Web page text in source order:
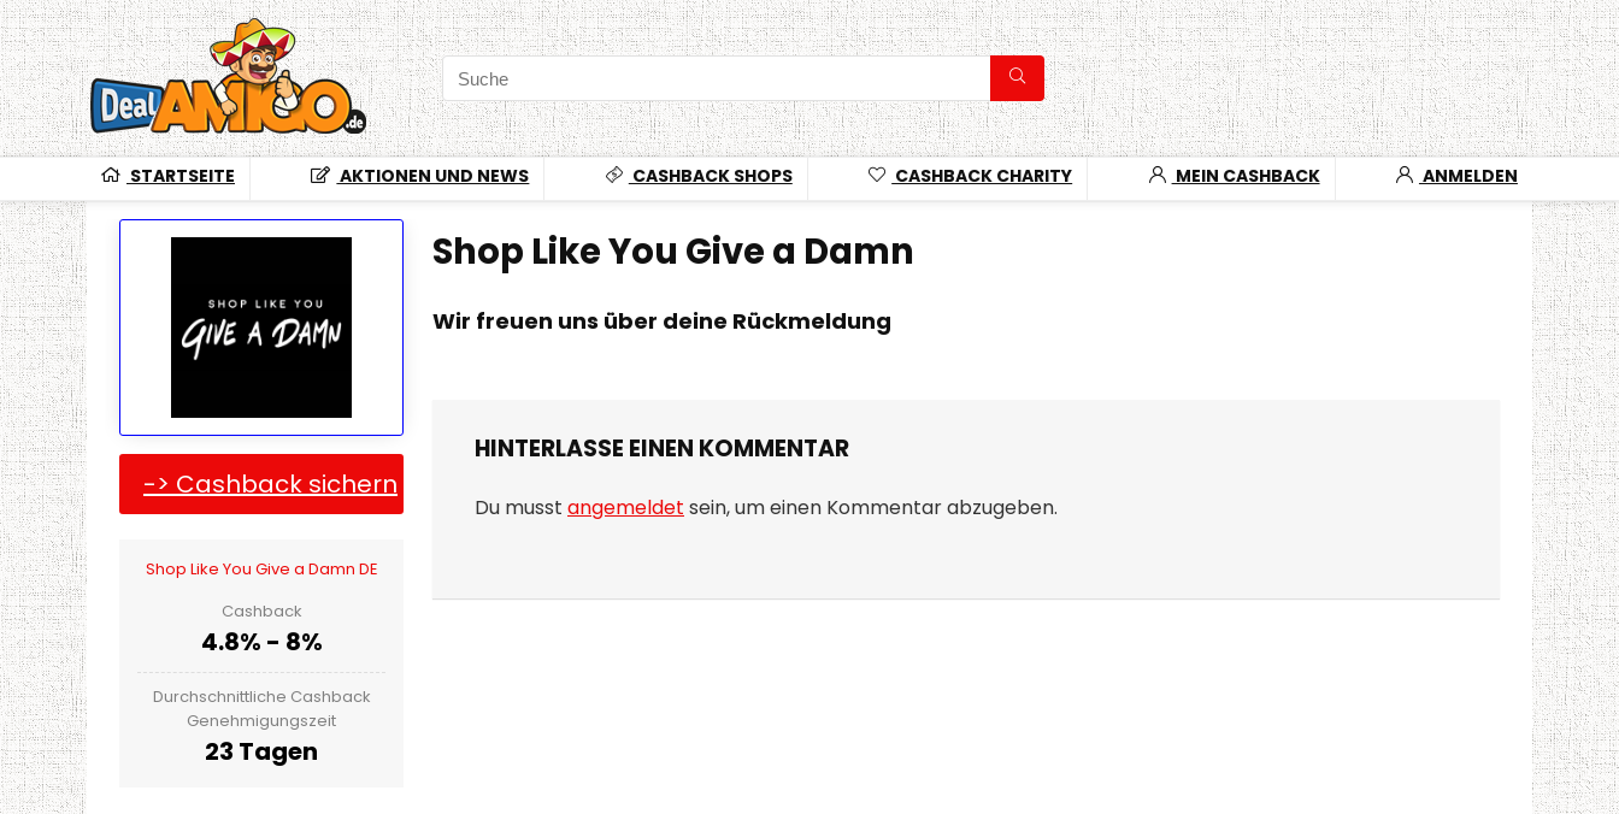
STARTSEITE AKTIONEN UND NEWS CASHBACK SHOPS CASHBACK CHARITY MEIN CASHBACK ANMELDEN
-> Cashback sichern
Shop Like You Give a Damn DE
Cashback
4.8% - 8%
Durchschnittliche Cashback
Genehmigungszeit
23 Tagen
Shop Like You Give a Damn
Wir freuen uns über deine Rückmeldung
HINTERLASSE EINEN KOMMENTAR
Du musst angemeldet sein, um einen Kommentar abzugeben.